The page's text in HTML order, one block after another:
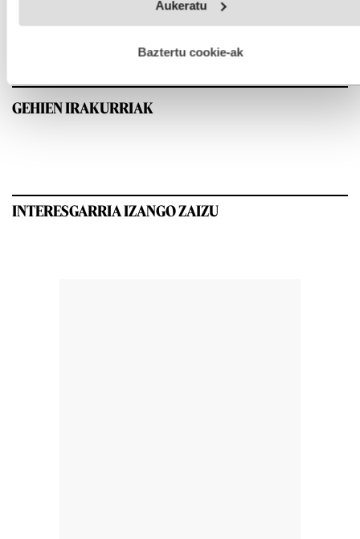
fitxategiak erabiltzen ditu. Zure esperientzia eta zerbitzuak
esplizitua ematen diguzu.Gehiago irakurri
Aukeratu
Baztertu cookie-ak
GEHIEN IRAKURRIAK
INTERESGARRIA IZANGO ZAIZU